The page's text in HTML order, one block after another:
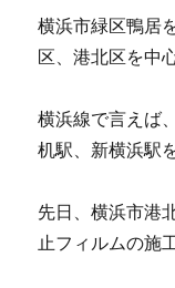
横浜市緑区鴨居
区、港北区を中
横浜線で言えば
机駅、新横浜駅
先日、横浜市港
止フィルムの施